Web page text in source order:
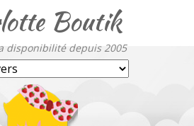
Boutik
disponibilité depuis 2005